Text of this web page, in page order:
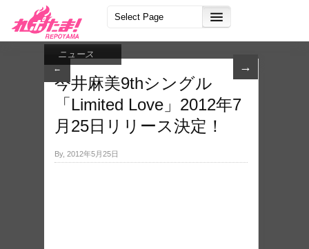
← →
ニュース
今井麻美9thシングル
「Limited Love」2012年7
月25日リリース決定！
By, 2012年5月25日